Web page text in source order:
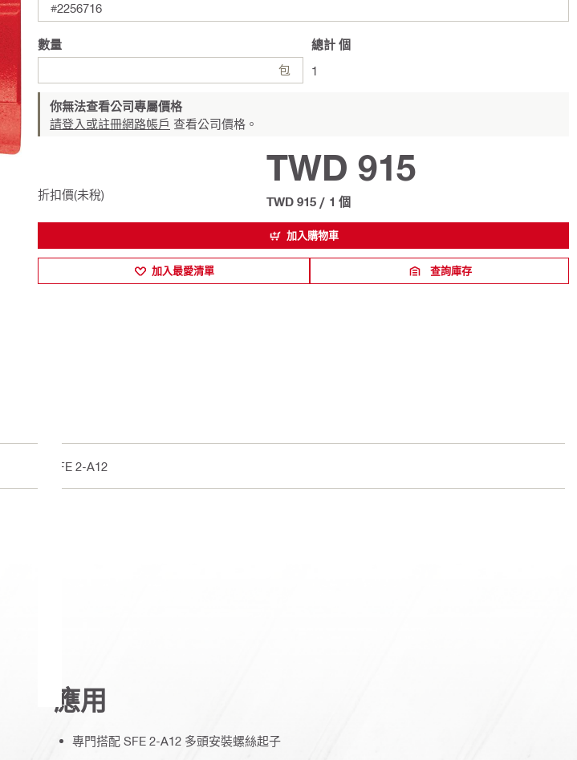
#2256716
數量
包
總計 個
1
你無法查看公司專屬價格
請登入或註冊網路帳戶 查看公司價格。
折扣價(未稅)
TWD 915
TWD 915 / 1 個
加入購物車
加入最愛清單 查詢庫存
SFE 2-A12
應用
專門搭配 SFE 2-A12 多頭安裝螺絲起子